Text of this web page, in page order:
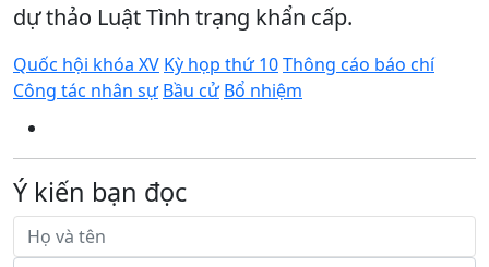
dự thảo Luật Tình trạng khẩn cấp.
Quốc hội khóa XV Kỳ họp thứ 10Thông cáo báo chí
Công tác nhân sự Bầu cử Bổ nhiệm
Ý kiến bạn đọc